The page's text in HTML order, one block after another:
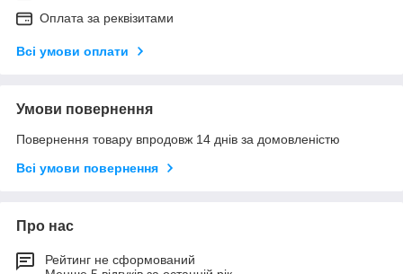
Оплата за реквізитами
Всі умови оплати
Умови повернення
Повернення товару впродовж 14 днів за домовленістю
Всі умови повернення
Про нас
Рейтинг не сформований